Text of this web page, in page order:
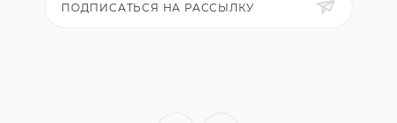
ПОДПИСАТЬСЯ НА РАССЫЛКУ